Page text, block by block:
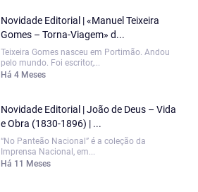
Novidade Editorial | «Manuel Teixeira
Gomes – Torna-Viagem» d...
Teixeira Gomes nasceu em Portimão. Andou
pelo mundo. Foi escritor,...
Há 4 Meses
Novidade Editorial | João de Deus – Vida
e Obra (1830-1896) | ...
“No Panteão Nacional” é a coleção da
Imprensa Nacional, em...
Há 11 Meses